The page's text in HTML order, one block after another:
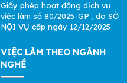
Giấy phép hoạt động dịch vụ
việc làm số 80/2025-GP , do SỞ
NỘI VỤ cấp ngày 12/12/2025
VIỆC LÀM THEO NGÀNH
NGHỀ